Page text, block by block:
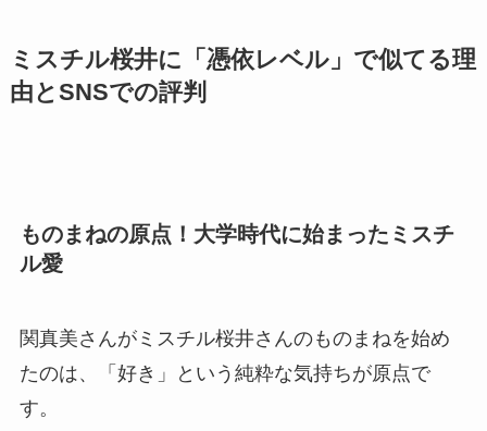
ミスチル桜井に「憑依レベル」で似てる理
由とSNSでの評判
ものまねの原点！大学時代に始まったミスチ
ル愛
関真美さんがミスチル桜井さんのものまねを始め
たのは、「好き」という純粋な気持ちが原点で
す。